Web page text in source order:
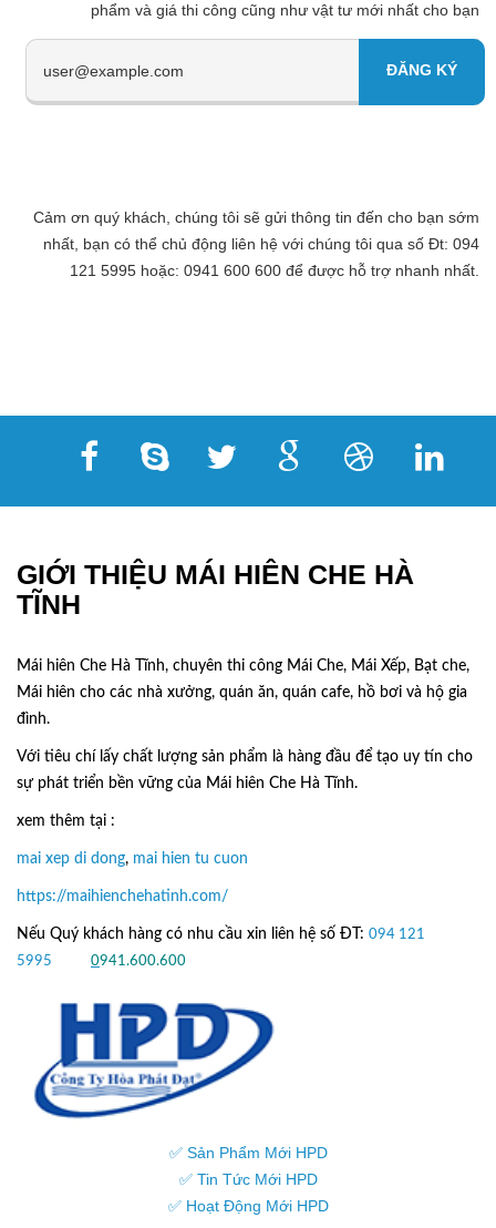
phẩm và giá thi công cũng như vật tư mới nhất cho bạn
Cảm ơn quý khách, chúng tôi sẽ gửi thông tin đến cho bạn sớm
nhất, bạn có thể chủ động liên hệ với chúng tôi qua số Đt: 094
121 5995 hoặc: 0941 600 600 để được hỗ trợ nhanh nhất.
GIỚI THIỆU MÁI HIÊN CHE HÀ
TĨNH
Mái hiên Che Hà Tĩnh, chuyên thi công Mái Che, Mái Xếp, Bạt che,
Mái hiên cho các nhà xưởng, quán ăn, quán cafe, hồ bơi và hộ gia
đình.
Với tiêu chí lấy chất lượng sản phẩm là hàng đầu để tạo uy tín cho
sự phát triển bền vững của Mái hiên Che Hà Tĩnh.
xem thêm tại :
mai xep di dong, mai hien tu cuon
https://maihienchehatinh.com/
Nếu Quý khách hàng có nhu cầu xin liên hệ số ĐT: 094 121
5995
0941.600.600
✅ Sản Phẩm Mới HPD
✅ Tin Tức Mới HPD
✅ Hoạt Động Mới HPD